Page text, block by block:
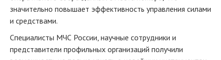
значительно повышает эффективность управления силами
и средствами.
Специалисты МЧС России, научные сотрудники и
представители профильных организаций получили